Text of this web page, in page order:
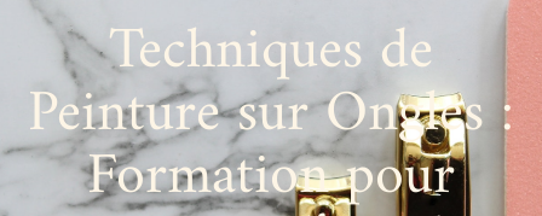
Techniques de
Peinture sur Ongles :
Formation pour